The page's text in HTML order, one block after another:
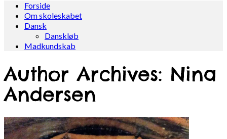
Forside
Om skoleskabet
Dansk
Danskløb
Madkundskab
Author Archives: Nina
Andersen